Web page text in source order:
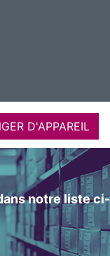
D'APPAREIL
notre liste ci-